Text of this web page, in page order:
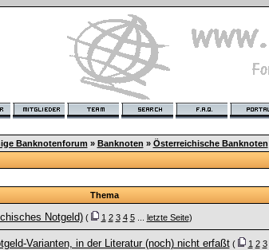
Banknotenforum » Banknoten » Österreichische Banknoten
Thema
Notgeld)( 1 2 3 4 5... letzte Seite)
Varianten, in der Literatur (noch) nicht erfaßt( 1 2 3